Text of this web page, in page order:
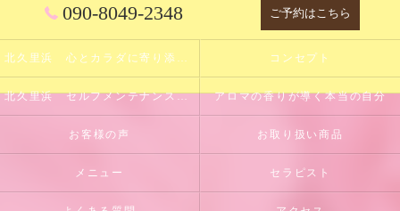
090-8049-2348 ご予約はこちら
北久里浜 心とカラダに寄り添うサロン コンセプト
北久里浜 セルフメンテナンスのサポート アロマの香りが導く本当の自分
お客様の声 お取り扱い商品
メニュー セラピスト